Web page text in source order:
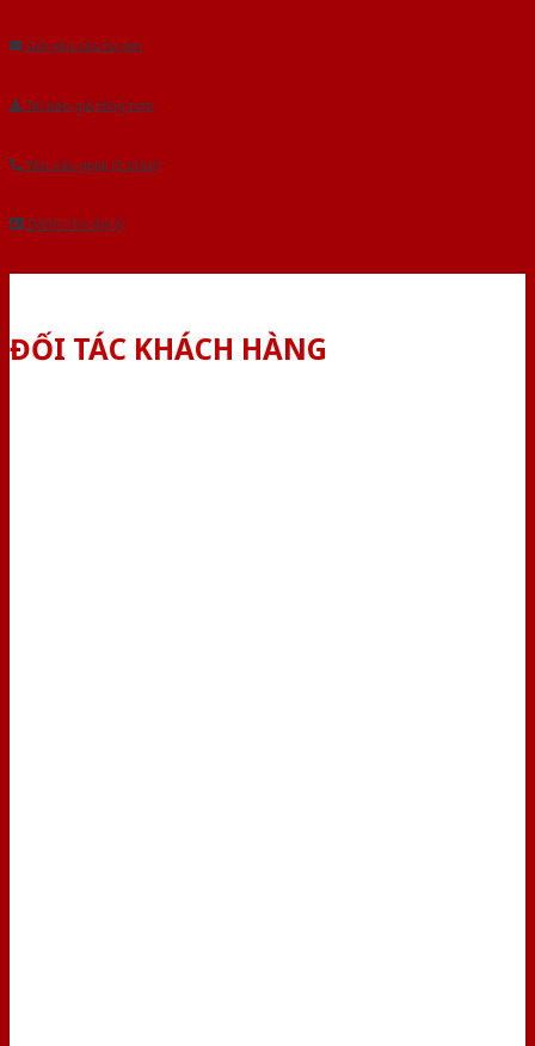
Gửi yêu cầu tư vấn
Tải báo giá tổng hợp
Yêu cầu gọi lại (3 phút)
Dành cho đại lý
ĐỐI TÁC KHÁCH HÀNG